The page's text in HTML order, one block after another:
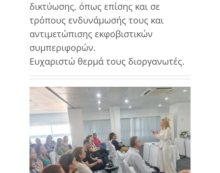
δικτύωσης, όπως επίσης και σε
τρόπους ενδυνάμωσής τους και
αντιμετώπισης εκφοβιστικών
συμπεριφορών.
Ευχαριστώ θερμά τους διοργανωτές.